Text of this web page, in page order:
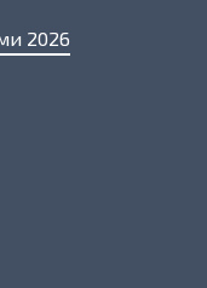
2026